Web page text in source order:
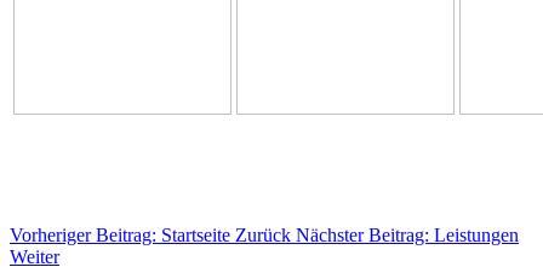
Vorheriger Beitrag: Startseite Zurück Nächster Beitrag: Leistungen
Weiter